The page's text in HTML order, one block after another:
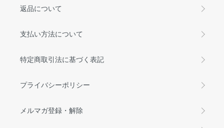
返品について
支払い方法について
特定商取引法に基づく表記
プライバシーポリシー
メルマガ登録・解除